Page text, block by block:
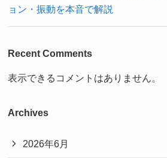
ョン・振動を本音で解説
Recent Comments
表示できるコメントはありません。
Archives
2026年6月